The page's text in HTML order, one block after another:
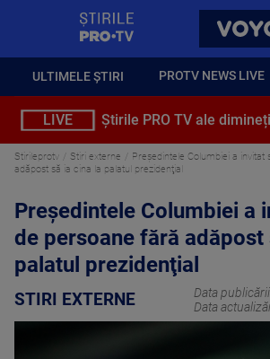
ULTIMELE ȘTIRI PROTV NEWS LIVE
LIVE Știrile PRO TV ale
Stirileprotv Stiri externe
Președintele Columbiei a invitat
adăpost să ia cina la palatul prezidenţial
Președintele Columbiei a
de persoane fără adăpost
palatul prezidenţial
STIRI EXTERNE Data publicării:
Data